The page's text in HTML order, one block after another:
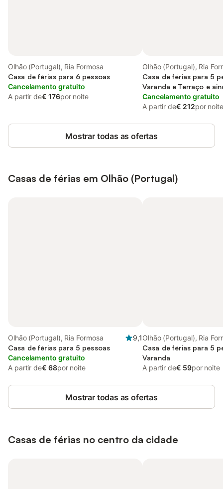
Olhão (Portugal), Ria Formosa
Casa de férias para 6 pessoas
Cancelamento gratuito
A partir de€ 176por noite
Olhão (Portugal), Ria
Casa de férias para 5
Varanda e Terraço e
Vista para o lago
Cancelamento gratuito
A partir de€ 212por noite
Mostrar todas as ofertas
Casas de férias em Olhão (Portugal)
Olhão (Portugal), Ria Formosa
9,1
Casa de férias para 5 pessoas
Cancelamento gratuito
A partir de€ 68por noite
Olhão (Portugal), Ria
Casa de férias para 5
Varanda
A partir de€ 59por noite
Mostrar todas as ofertas
Casas de férias no centro da cidade